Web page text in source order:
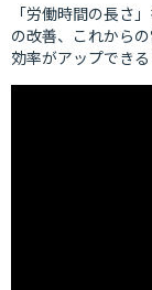
「労働時間の長さ
の改善、これから
効率がアップできる